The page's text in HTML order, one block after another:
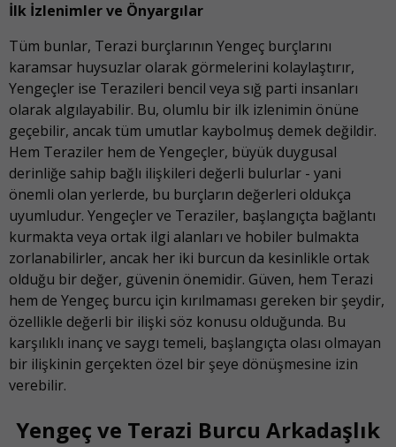
İlk İzlenimler ve Önyargılar
Tüm bunlar, Terazi burçlarının Yengeç burçlarını
karamsar huysuzlar olarak görmelerini kolaylaştırır,
Yengeçler ise Terazileri bencil veya sığ parti insanları
olarak algılayabilir. Bu, olumlu bir ilk izlenimin önüne
geçebilir, ancak tüm umutlar kaybolmuş demek değildir.
Hem Teraziler hem de Yengeçler, büyük duygusal
derinliğe sahip bağlı ilişkileri değerli bulurlar - yani
önemli olan yerlerde, bu burçların değerleri oldukça
uyumludur. Yengeçler ve Teraziler, başlangıçta bağlantı
kurmakta veya ortak ilgi alanları ve hobiler bulmakta
zorlanabilirler, ancak her iki burcun da kesinlikle ortak
olduğu bir değer, güvenin önemidir. Güven, hem Terazi
hem de Yengeç burcu için kırılmaması gereken bir şeydir,
özellikle değerli bir ilişki söz konusu olduğunda. Bu
karşılıklı inanç ve saygı temeli, başlangıçta olası olmayan
bir ilişkinin gerçekten özel bir şeye dönüşmesine izin
verebilir.
Yengeç ve Terazi Burcu Arkadaşlık